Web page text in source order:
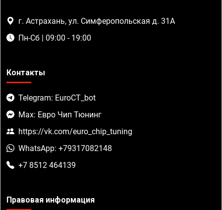
г. Астрахань, ул. Симферопольская д. 31А
Пн-Сб | 09:00 - 19:00
Контакты
Telegram: EuroCT_bot
Max: Евро Чип Тюнинг
https://vk.com/euro_chip_tuning
WhatsApp: +79317082148
+7 8512 464139
Правовая информация